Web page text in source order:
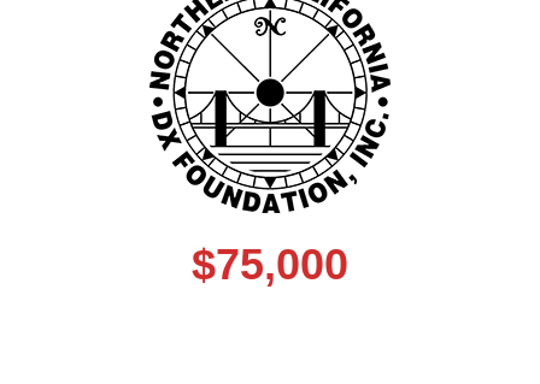
$75,000